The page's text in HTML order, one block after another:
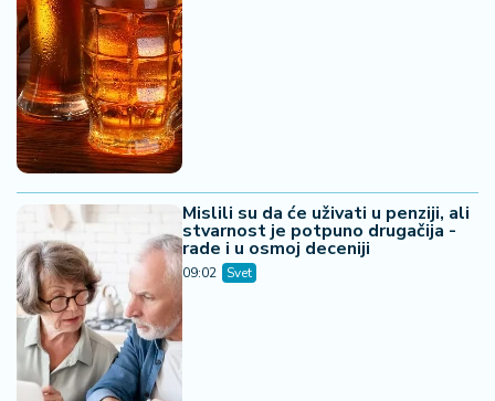
Mislili su da će uživati u penziji, ali
stvarnost je potpuno drugačija -
rade i u osmoj deceniji
09:02 Svet